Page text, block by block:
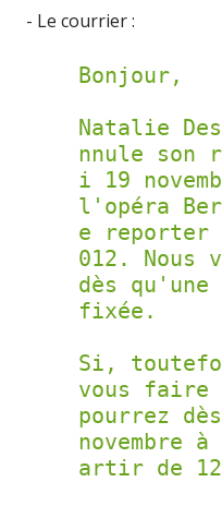
- Le courrier :
Bonjour,
Natalie
nnule son
i 19
l'opéra
e reporter
012. Nous
dès
fixée.
Si,
vous faire
pourrez
artir de